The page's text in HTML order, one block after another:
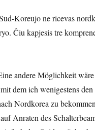
Koreujo ne ricevas
Ĉiu kapjesis tre
andere Möglichkeit
dem ich wenigestens
Nordkorea zu
Anraten des